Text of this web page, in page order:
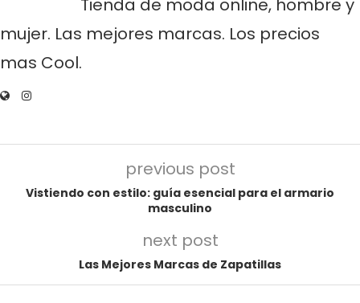
Tienda de moda online, hombre y
mujer. Las mejores marcas. Los precios
mas Cool.
previous post
Vistiendo con estilo: guía esencial para el armario
masculino
next post
Las Mejores Marcas de Zapatillas